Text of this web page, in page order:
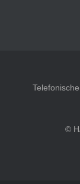
©